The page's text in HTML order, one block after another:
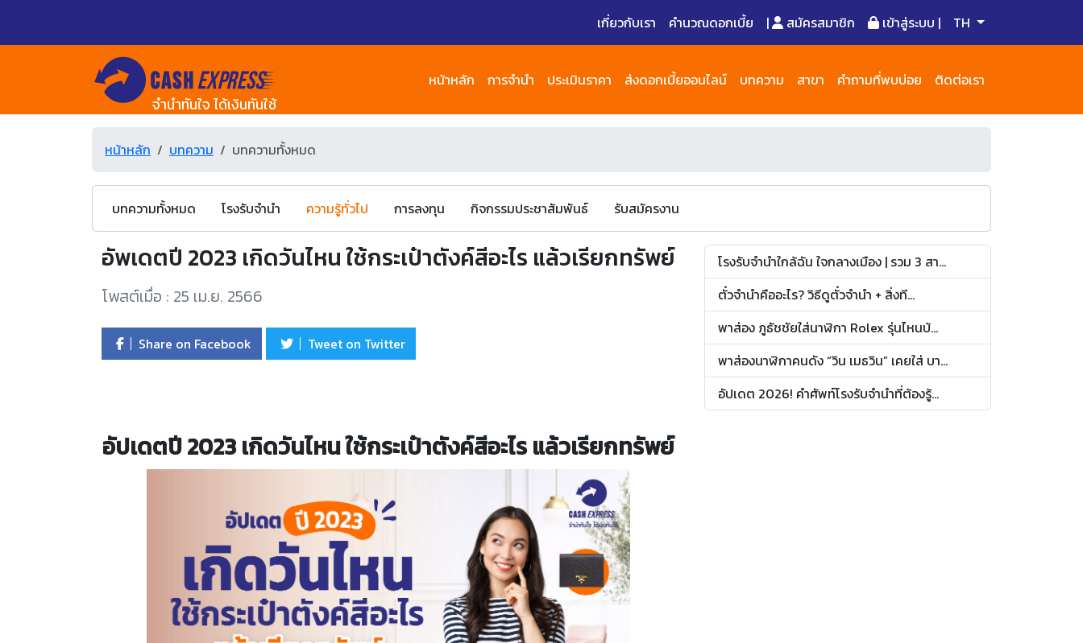
เกี่ยวกับเรา คำนวณดอกเบี้ย | สมัครสมาชิก เข้าสู่ระบบ | TH
จำนำทันใจ ได้เงินทันใช้
หน้าหลัก การจำนำ ประเมินราคา ส่งดอกเบี้ยออนไลน์ บทความ สาขา คำถามที่พบบ่อย ติดต่อเรา
หน้าหลัก บทความ บทความทั้งหมด
บทความทั้งหมด โรงรับจำนำ ความรู้ทั่วไป การลงทุน กิจกรรมประชาสัมพันธ์ รับสมัครงาน
อัพเดตปี 2023 เกิดวันไหน ใช้กระเป๋าตังค์สีอะไร แล้วเรียกทรัพย์
โพสต์เมื่อ : 25 เม.ย. 2566
Share on Facebook Tweet on Twitter
อัปเดตปี 2023 เกิดวันไหน ใช้กระเป๋าตังค์สีอะไร แล้วเรียกทรัพย์
โรงรับจำนำใกล้ฉัน ใจกลางเมือง | รวม 3 สา...
ตั๋วจำนำคืออะไร? วิธีดูตั๋วจำนำ + สิ่งที...
พาส่อง ภูธัชชัยใส่นาฬิกา Rolex รุ่นไหนบ้...
พาส่องนาฬิกาคนดัง “วิน เมธวิน” เคยใส่ บา...
อัปเดต 2026! คำศัพท์โรงรับจำนำที่ต้องรู้...